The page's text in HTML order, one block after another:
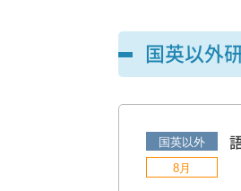
国英以外
国英以外
8月